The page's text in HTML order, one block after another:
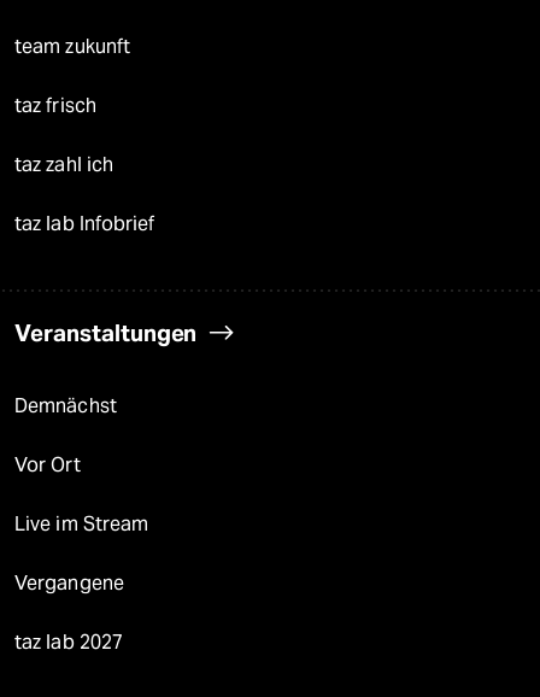
team zukunft
taz frisch
taz zahl ich
taz lab Infobrief
Veranstaltungen
Demnächst
Vor Ort
Live im Stream
Vergangene
taz lab 2027